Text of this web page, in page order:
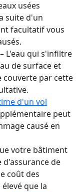
usées
suite d'un
facultatif vous
– L'eau qui s'infiltre
de surface et
couverte par cette
d'un vol
peut
causé en
votre bâtiment
d'assurance de
coût des
que la